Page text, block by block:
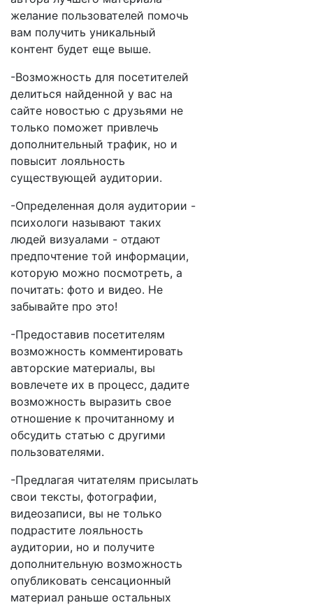
желание пользователей помочь
вам получить уникальный
контент будет еще выше.
-Возможность для посетителей
делиться найденной у вас на
сайте новостью с друзьями не
только поможет привлечь
дополнительный трафик, но и
повысит лояльность
существующей аудитории.
-Определенная доля аудитории -
психологи называют таких
людей визуалами - отдают
предпочтение той информации,
которую можно посмотреть, а
почитать: фото и видео. Не
забывайте про это!
-Предоставив посетителям
возможность комментировать
авторские материалы, вы
вовлечете их в процесс, дадите
возможность выразить свое
отношение к прочитанному и
обсудить статью с другими
пользователями.
-Предлагая читателям присылать
свои тексты, фотографии,
видеозаписи, вы не только
подрастите лояльность
аудитории, но и получите
дополнительную возможность
опубликовать сенсационный
материал раньше остальных